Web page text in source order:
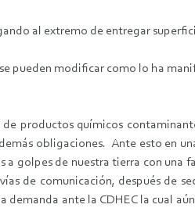
al extremo de entregar
pueden modificar como lo ha
productos químicos
obligaciones. Ante esto en
golpes de nuestra tierra con una
de comunicación, después de
ante la CDHEC la cual